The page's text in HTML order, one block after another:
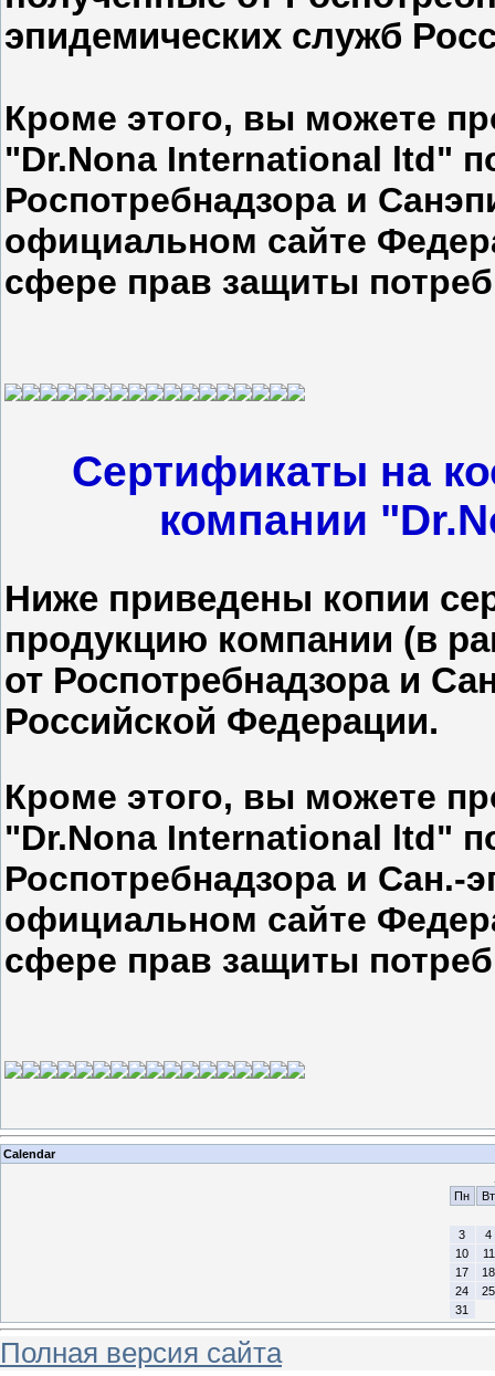
эпидемических служб
Кроме этого, вы можете
"Dr.Nona International ltd"
Роспотребнадзора и
официальном сайте
сфере прав защиты
Сертификаты на
компании
Ниже приведены копии
продукцию компании (в
от Роспотребнадзора и
Российской Федерации.
Кроме этого, вы можете
"Dr.Nona International ltd"
Роспотребнадзора и
официальном сайте
сфере прав защиты
Calendar
Пн
Вт
3
4
10
11
17
18
24
25
31
Полная версия сайта